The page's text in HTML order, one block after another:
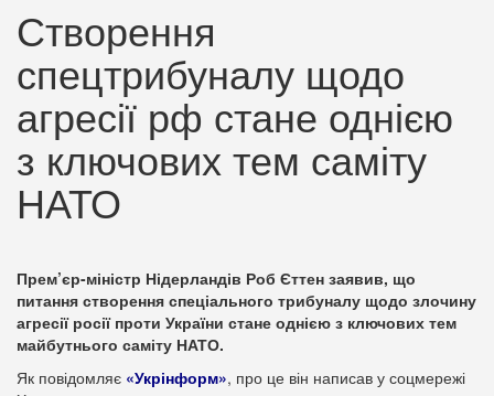
Створення
спецтрибуналу щодо
агресії рф стане однією
з ключових тем саміту
НАТО
Прем’єр-міністр Нідерландів Роб Єттен заявив, що
питання створення спеціального трибуналу щодо злочину
агресії росії проти України стане однією з ключових тем
майбутнього саміту НАТО.
Як повідомляє «Укрінформ», про це він написав у соцмережі